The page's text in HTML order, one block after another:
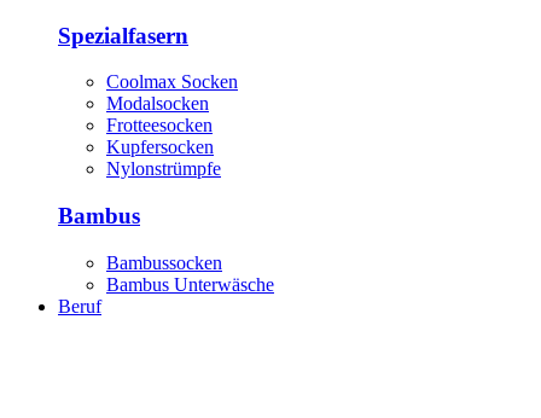
Spezialfasern
Coolmax Socken
Modalsocken
Frotteesocken
Kupfersocken
Nylonstrümpfe
Bambus
Bambussocken
Bambus Unterwäsche
Beruf